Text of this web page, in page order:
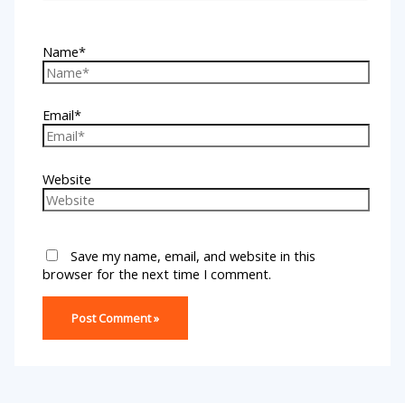
Name*
Email*
Website
Save my name, email, and website in this
browser for the next time I comment.